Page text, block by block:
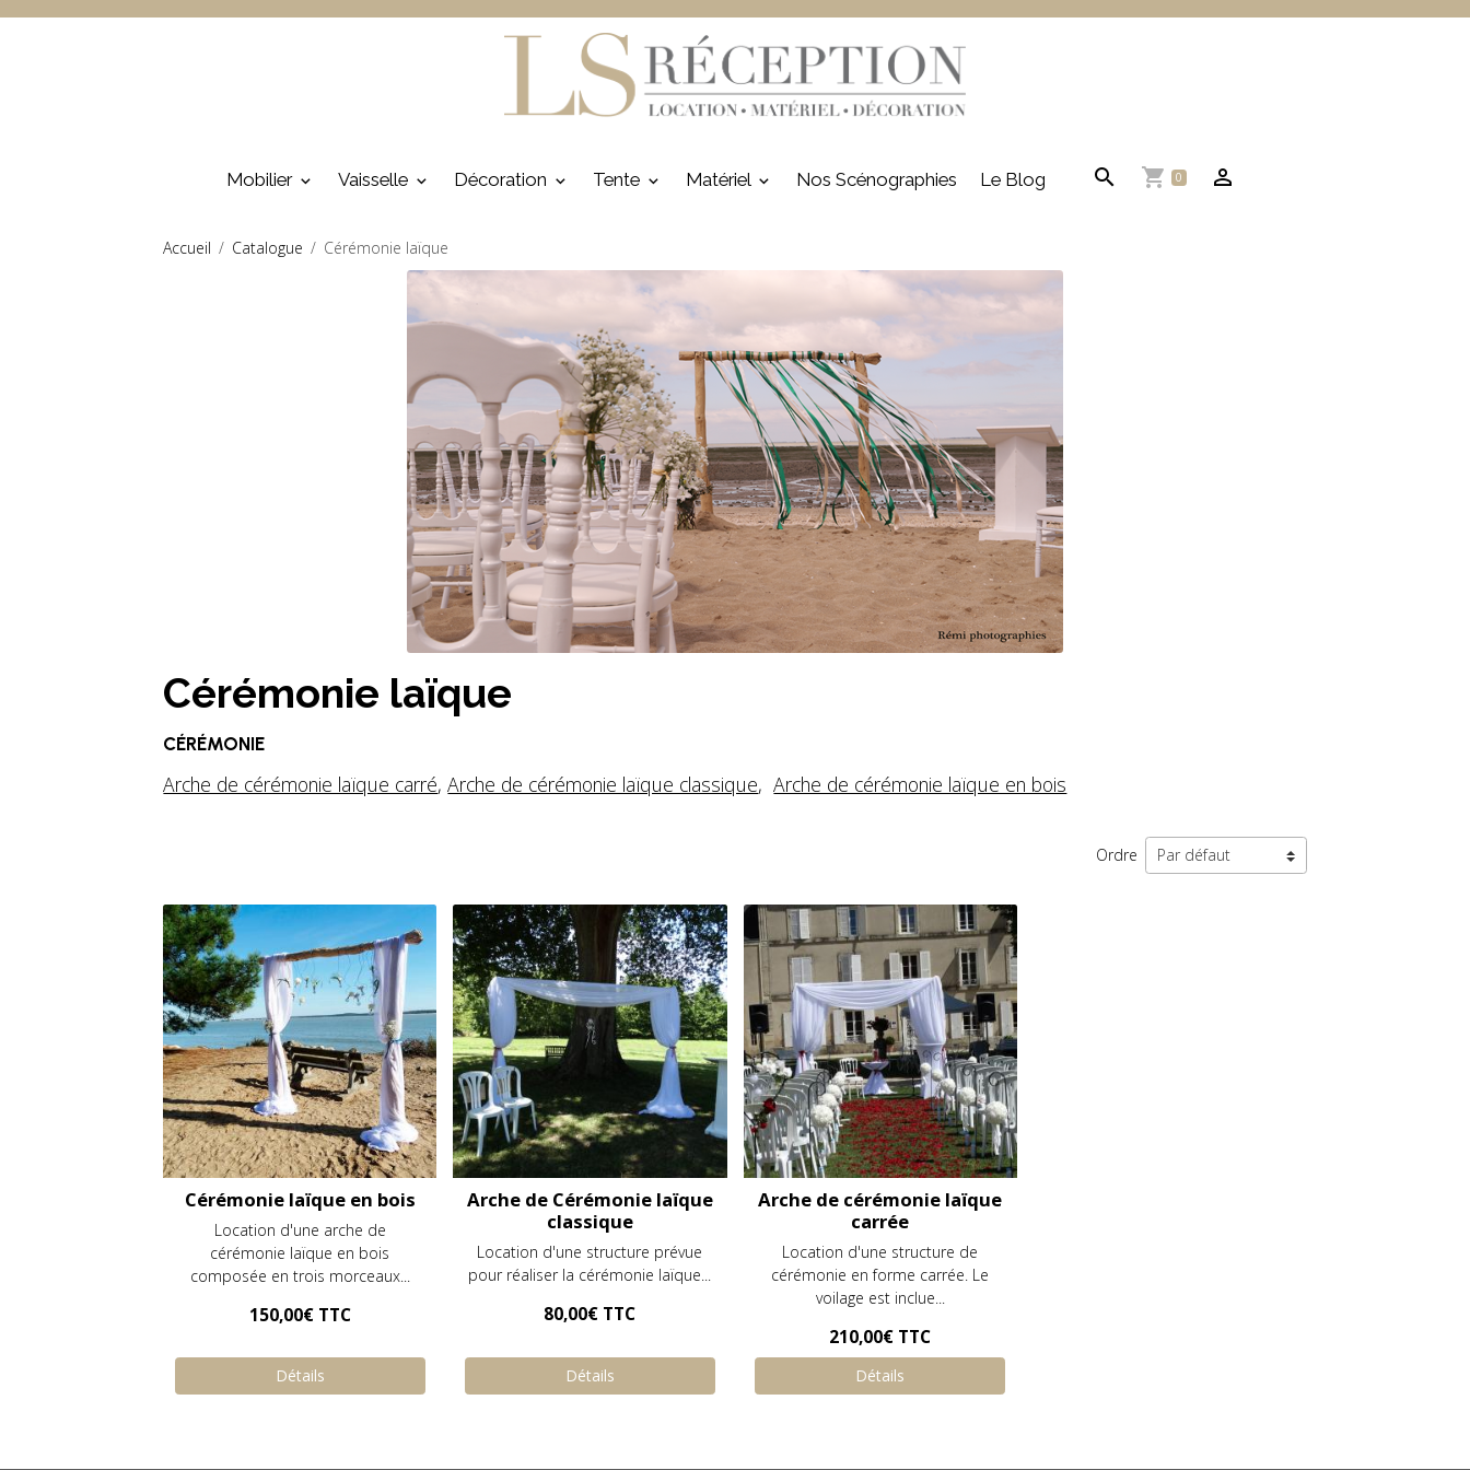
Mobilier Vaisselle Décoration Tente Matériel Nos Scénographies Le Blog 0
Accueil Catalogue Cérémonie laïque
Cérémonie laïque
CÉRÉMONIE
Arche de cérémonie laïque carré,Arche de cérémonie laïque classique,Arche de cérémonie laïque en bois
Ordre
Cérémonie laïque en bois
Location d'une arche de
cérémonie laïque en bois
composée en trois morceaux...
150,00€ TTC
Détails
Arche de Cérémonie laïque
classique
Location d'une structure prévue
pour réaliser la cérémonie laïque...
80,00€ TTC
Détails
Arche de cérémonie laïque
carrée
Location d'une structure de
cérémonie en forme carrée. Le
voilage est inclue...
210,00€ TTC
Détails